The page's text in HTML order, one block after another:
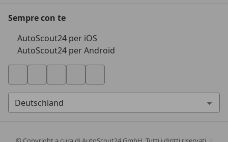
Sempre con te
AutoScout24 per iOS
AutoScout24 per Android